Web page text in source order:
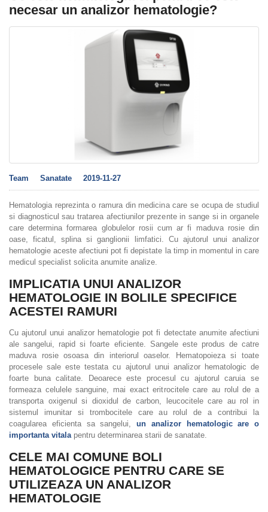
necesar un analizor hematologie?
Team Sanatate 2019-11-27
Hematologia reprezinta o ramura din medicina care se ocupa de studiul
si diagnosticul sau tratarea afectiunilor prezente in sange si in organele
care determina formarea globulelor rosii cum ar fi maduva rosie din
oase, ficatul, splina si ganglionii limfatici. Cu ajutorul unui analizor
hematologie aceste afectiuni pot fi depistate la timp in momentul in care
medicul specialist solicita anumite analize.
IMPLICATIA UNUI ANALIZOR
HEMATOLOGIE IN BOLILE SPECIFICE
ACESTEI RAMURI
Cu ajutorul unui analizor hematologie pot fi detectate anumite afectiuni
ale sangelui, rapid si foarte eficiente. Sangele este produs de catre
maduva rosie osoasa din interiorul oaselor. Hematopoieza si toate
procesele sale este testata cu ajutorul unui analizor hematologic de
foarte buna calitate. Deoarece este procesul cu ajutorul caruia se
formeaza celulele sanguine, mai exact eritrocitele care au rolul de a
transporta oxigenul si dioxidul de carbon, leucocitele care au rol in
sistemul imunitar si trombocitele care au rolul de a contribui la
coagularea eficienta sa sangelui, un analizor hematologic are o
importanta vitalapentru determinarea starii de sanatate.
CELE MAI COMUNE BOLI
HEMATOLOGICE PENTRU CARE SE
UTILIZEAZA UN ANALIZOR
HEMATOLOGIE